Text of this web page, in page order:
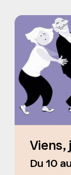
Viens,
Du 10